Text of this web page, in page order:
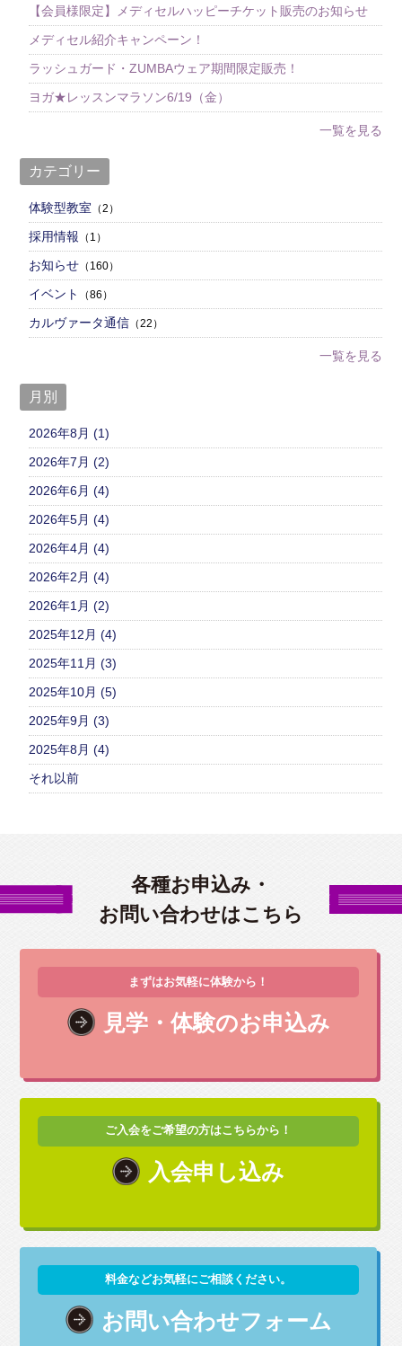
【会員様限定】メディセルハッピーチケット販売のお知らせ
メディセル紹介キャンペーン！
ラッシュガード・ZUMBAウェア期間限定販売！
ヨガ★レッスンマラソン6/19（金）
一覧を見る
カテゴリー
体験型教室 （2）
採用情報 （1）
お知らせ （160）
イベント （86）
カルヴァータ通信 （22）
一覧を見る
月別
2026年8月 (1)
2026年7月 (2)
2026年6月 (4)
2026年5月 (4)
2026年4月 (4)
2026年2月 (4)
2026年1月 (2)
2025年12月 (4)
2025年11月 (3)
2025年10月 (5)
2025年9月 (3)
2025年8月 (4)
それ以前
各種お申込み・
お問い合わせはこちら
まずはお気軽に体験から！
見学・体験のお申込み
ご入会をご希望の方はこちらから！
入会申し込み
料金などお気軽にご相談ください。
お問い合わせフォーム